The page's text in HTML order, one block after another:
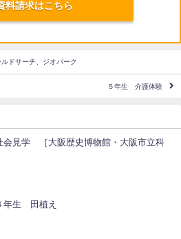
料請求はこちら
ドサーチ、ジオパーク
５年生 介護体験
見学 ［大阪歴史博物館・大阪市立科
年生 田植え